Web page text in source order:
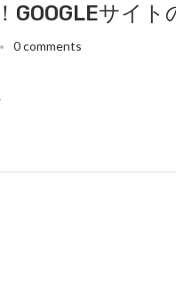
サイト
0 comments